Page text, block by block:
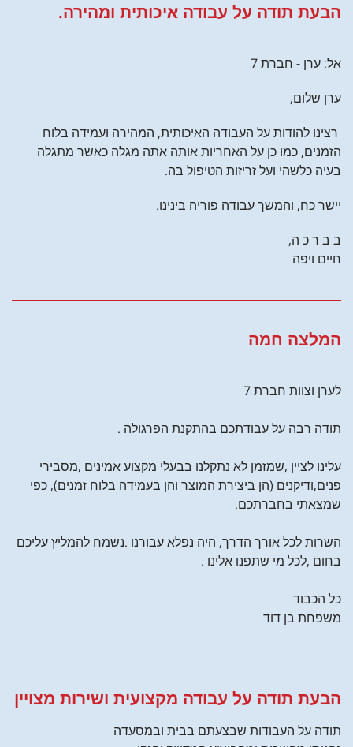
הבעת תודה על עבודה איכותית ומהירה.
אל: ערן - חברת 7
ערן שלום,
רצינו להודות על העבודה האיכותית, המהירה ועמידה בלוח
הזמנים, כמו כן על האחריות אותה אתה מגלה כאשר מתגלה
בעיה כלשהי ועל זריזות הטיפול בה.
יישר כח, והמשך עבודה פוריה בינינו.
ב ב ר כ ה,
חיים ויפה
המלצה חמה
לערן וצוות חברת 7
תודה רבה על עבודתכם בהתקנת הפרגולה .
עלינו לציין ,שמזמן לא נתקלנו בבעלי מקצוע אמינים ,מסבירי
פנים,ודיקנים (הן ביצירת המוצר והן בעמידה בלוח זמנים), כפי
שמצאתי בחברתכם.
השרות לכל אורך הדרך, היה נפלא עבורנו .נשמח להמליץ עליכם
בחום ,לכל מי שתפנו אלינו .
כל הכבוד
משפחת בן דוד
הבעת תודה על עבודה מקצועית ושירות מצויין
תודה על העבודות שבצעתם בבית ובמסעדה